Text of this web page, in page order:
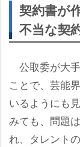
契約書が
不当な契
公取委が大
ことで、芸能
いるようにも
みても、問題
れ、タレント